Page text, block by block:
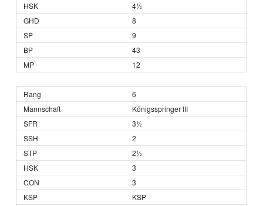
4½
8
9
43
12
6
Königsspringer III
3½
2
2½
3
3
KSP